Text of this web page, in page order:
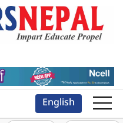
English